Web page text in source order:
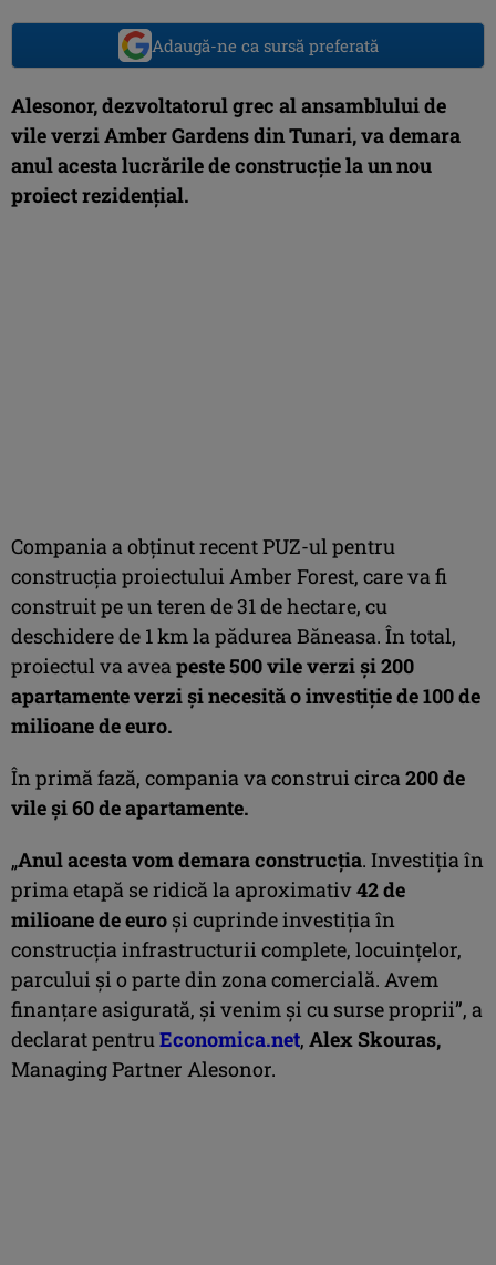
Adaugă-ne ca sursă preferată
Alesonor, dezvoltatorul grec al ansamblului de
vile verzi Amber Gardens din Tunari, va demara
anul acesta lucrările de construcție la un nou
proiect rezidențial.
Compania a obținut recent PUZ-ul pentru
construcția proiectului Amber Forest, care va fi
construit pe un teren de 31 de hectare, cu
deschidere de 1 km la pădurea Băneasa. În total,
proiectul va aveapeste 500 vile verzi şi 200
apartamente verzi și necesită o investiție de 100 de
milioane de euro.
În primă fază, compania va construi circa200 de
vile și 60 de apartamente.
„Anul acesta vom demara construcția. Investiția în
prima etapă se ridică la aproximativ42 de
milioane de euro și cuprinde investiția în
construcția infrastructurii complete, locuințelor,
parcului și o parte din zona comercială. Avem
finanțare asigurată, și venim și cu surse proprii”, a
declarat pentruEconomica.net, Alex Skouras,
Managing Partner Alesonor.